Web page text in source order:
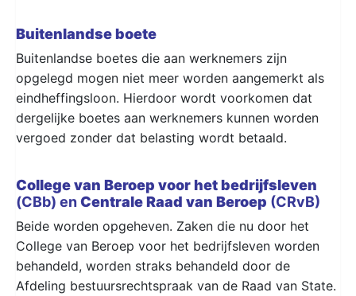
Buitenlandse boete
Buitenlandse boetes die aan werknemers zijn
opgelegd mogen niet meer worden aangemerkt als
eindheffingsloon. Hierdoor wordt voorkomen dat
dergelijke boetes aan werknemers kunnen worden
vergoed zonder dat belasting wordt betaald.
College van Beroep voor het bedrijfsleven
(CBb) enCentrale Raad van Beroep (CRvB)
Beide worden opgeheven. Zaken die nu door het
College van Beroep voor het bedrijfsleven worden
behandeld, worden straks behandeld door de
Afdeling bestuursrechtspraak van de Raad van State.